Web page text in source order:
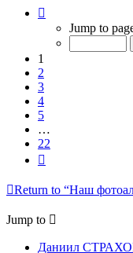
Jump to
1
2
3
4
5
…
22
Return to “Наш
Jump to
Даниил